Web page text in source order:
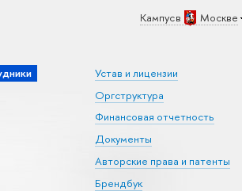
Кампус в Москве
Устав и лицензии
Оргструктура
Финансовая отчетность
Документы
Авторские права и патенты
Брендбук